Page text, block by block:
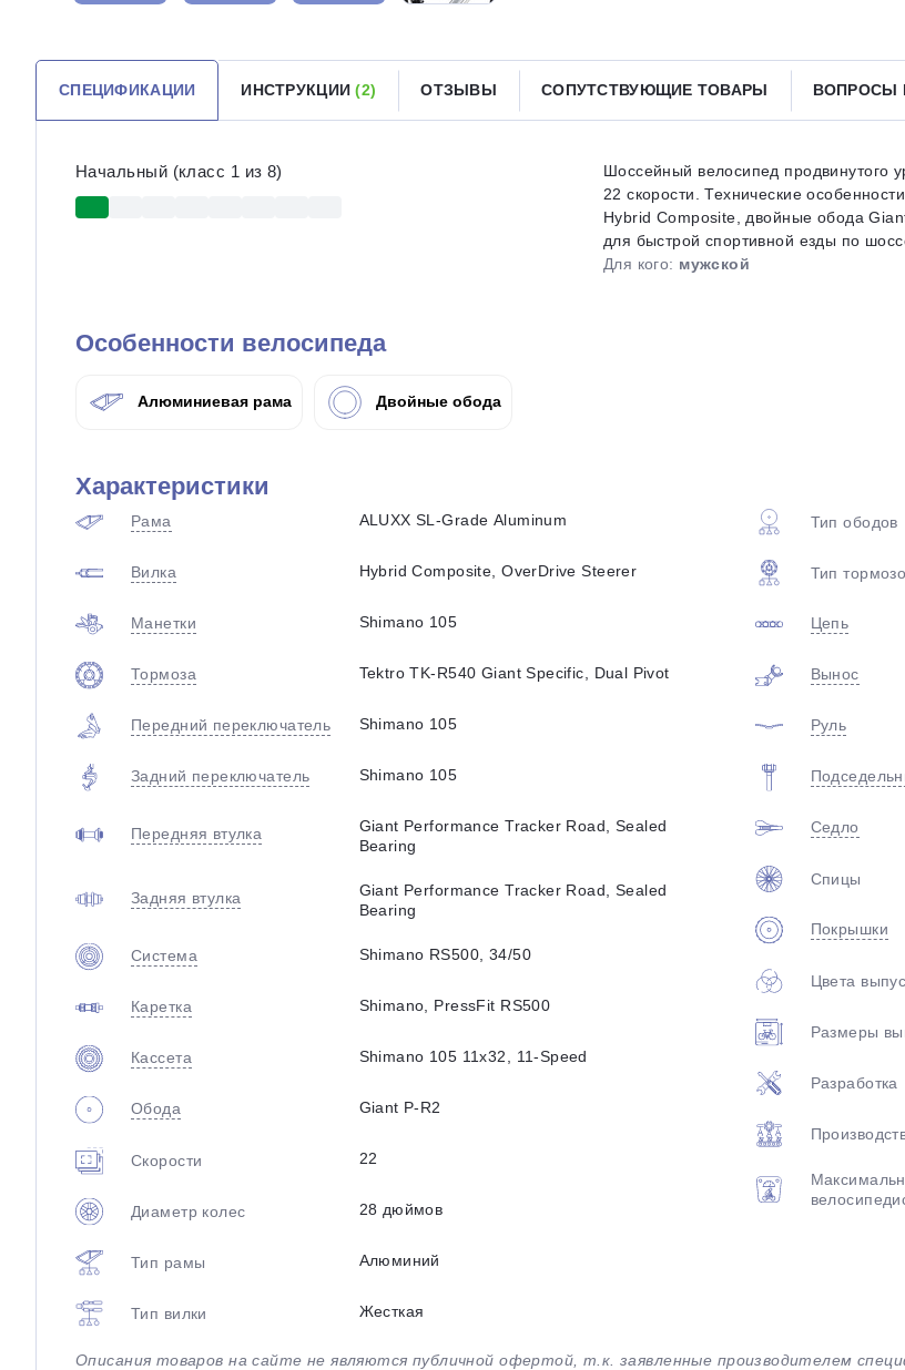
СПЕЦИФИКАЦИИ ИНСТРУКЦИИ(2) ОТЗЫВЫ СОПУТСТВУЮЩИЕ ТОВАРЫ ВОПРОСЫ
Начальный (класс 1 из 8)
Шоссейный велосипед продвинутого
22 скорости. Технические
Hybrid Composite, двойные обода
для быстрой спортивной езды по
Для кого: мужской
Особенности велосипеда
Алюминиевая рама Двойные обода
Характеристики
Рама ALUXX SL-Grade Aluminum
Вилка Hybrid Composite, OverDrive Steerer
Манетки Shimano 105
Тормоза Tektro TK-R540 Giant Specific, Dual Pivot
Передний переключатель Shimano 105
Задний переключатель Shimano 105
Передняя втулка
Giant Performance Tracker Road, Sealed
Bearing
Задняя втулка
Giant Performance Tracker Road, Sealed
Bearing
Система Shimano RS500, 34/50
Каретка Shimano, PressFit RS500
Кассета Shimano 105 11x32, 11-Speed
Обода Giant P-R2
Скорости 22
Диаметр колес 28 дюймов
Тип рамы Алюминий
Тип вилки Жесткая
Тип ободов
Тип
Цепь
Вынос
Руль
Седло
Спицы
Покрышки
Цвета
Размеры
Разработка
Описания товаров на сайте не являются публичной офертой, т.к. заявленные производителем
Оставшиеся75% будутсписываться
Подробнееоб оплате Плайтом
plait.ru